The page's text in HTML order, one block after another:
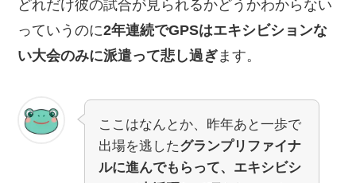
どれだけ彼の試合が見られるかどうかわからない
っていうのに2年連続でGPSはエキシビションな
い大会のみに派遣って悲し過ぎ ます。
ここはなんとか、昨年あと一歩で
出場を逃したグランプリファイナ
ルに進んでもらって、エキシビシ